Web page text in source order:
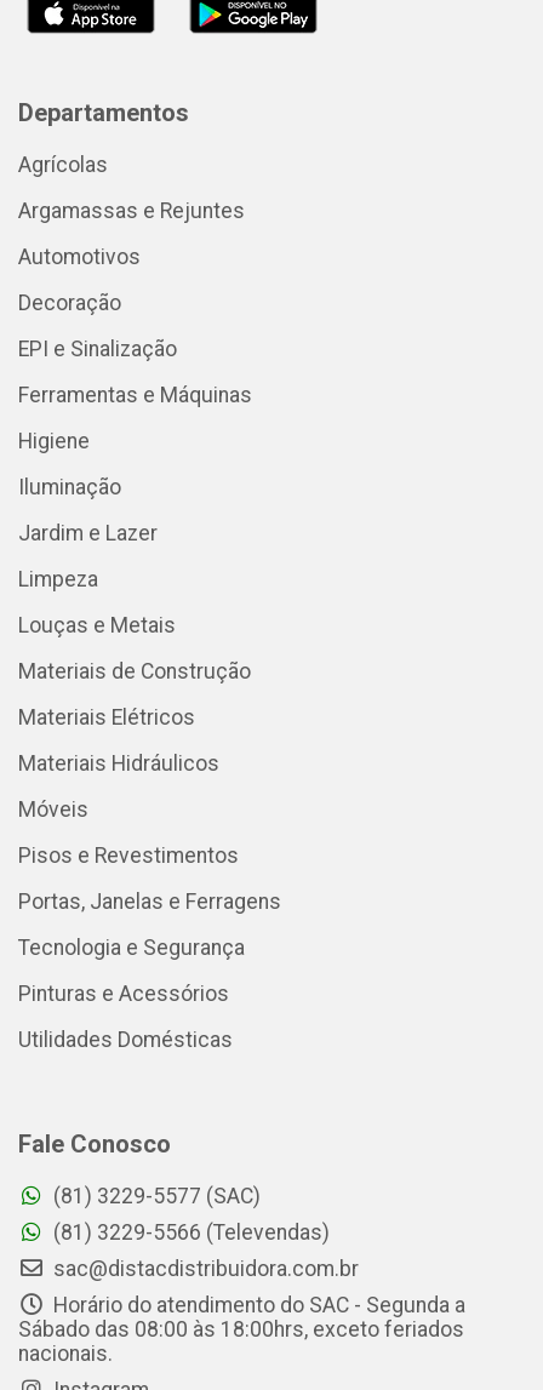
Departamentos
Agrícolas
Argamassas e Rejuntes
Automotivos
Decoração
EPI e Sinalização
Ferramentas e Máquinas
Higiene
Iluminação
Jardim e Lazer
Limpeza
Louças e Metais
Materiais de Construção
Materiais Elétricos
Materiais Hidráulicos
Móveis
Pisos e Revestimentos
Portas, Janelas e Ferragens
Tecnologia e Segurança
Pinturas e Acessórios
Utilidades Domésticas
Fale Conosco
(81) 3229-5577 (SAC)
(81) 3229-5566 (Televendas)
sac@distacdistribuidora.com.br
Horário do atendimento do SAC - Segunda a
Sábado das 08:00 às 18:00hrs, exceto feriados
nacionais.